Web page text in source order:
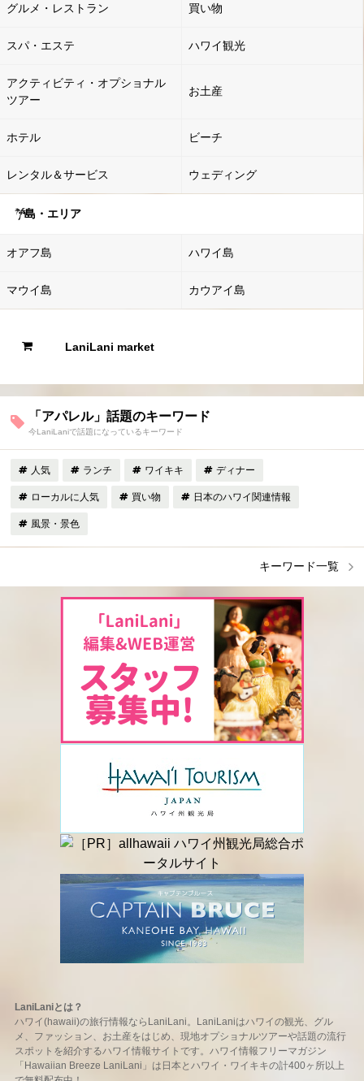
グルメ・レストラン 買い物
スパ・エステ ハワイ観光
アクティビティ・オプショナル
ツアー
お土産
ホテル ビーチ
レンタル＆サービス ウェディング
島・エリア
オアフ島 ハワイ島
マウイ島 カウアイ島
LaniLani market
「アパレル」話題のキーワード
今LaniLaniで話題になっているキーワード
人気 ランチ ワイキキ ディナー
ローカルに人気 買い物 日本のハワイ関連情報
風景・景色
キーワード一覧
LaniLaniとは？
ハワイ(hawaii)の旅行情報ならLaniLani。LaniLaniはハワイの観光、グル
メ、ファッション、お土産をはじめ、現地オプショナルツアーや話題の流行
スポットを紹介するハワイ情報サイトです。ハワイ情報フリーマガジン
「Hawaiian Breeze LaniLani」は日本とハワイ・ワイキキの計400ヶ所以上